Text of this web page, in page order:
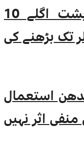
بھارت کی خلائی معیشت اگلے 10
ڈالر تک بڑھنے کی
استعمال
منفی اثر نہیں